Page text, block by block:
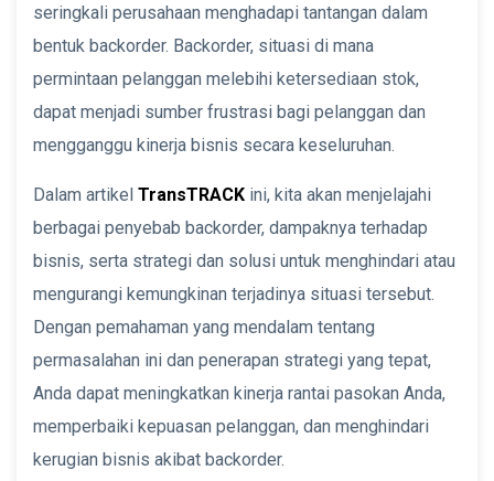
seringkali perusahaan menghadapi tantangan dalam
bentuk backorder. Backorder, situasi di mana
permintaan pelanggan melebihi ketersediaan stok,
dapat menjadi sumber frustrasi bagi pelanggan dan
mengganggu kinerja bisnis secara keseluruhan.
Dalam artikel TransTRACK ini, kita akan menjelajahi
berbagai penyebab backorder, dampaknya terhadap
bisnis, serta strategi dan solusi untuk menghindari atau
mengurangi kemungkinan terjadinya situasi tersebut.
Dengan pemahaman yang mendalam tentang
permasalahan ini dan penerapan strategi yang tepat,
Anda dapat meningkatkan kinerja rantai pasokan Anda,
memperbaiki kepuasan pelanggan, dan menghindari
kerugian bisnis akibat backorder.